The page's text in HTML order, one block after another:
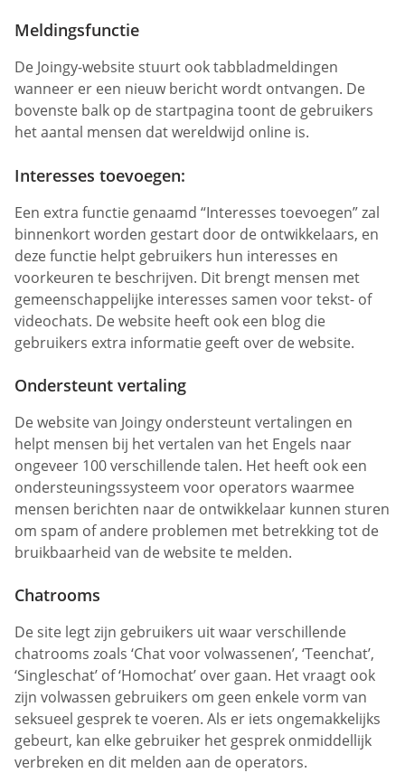
Meldingsfunctie
De Joingy-website stuurt ook tabbladmeldingen
wanneer er een nieuw bericht wordt ontvangen. De
bovenste balk op de startpagina toont de gebruikers
het aantal mensen dat wereldwijd online is.
Interesses toevoegen:
Een extra functie genaamd “Interesses toevoegen” zal
binnenkort worden gestart door de ontwikkelaars, en
deze functie helpt gebruikers hun interesses en
voorkeuren te beschrijven. Dit brengt mensen met
gemeenschappelijke interesses samen voor tekst- of
videochats. De website heeft ook een blog die
gebruikers extra informatie geeft over de website.
Ondersteunt vertaling
De website van Joingy ondersteunt vertalingen en
helpt mensen bij het vertalen van het Engels naar
ongeveer 100 verschillende talen. Het heeft ook een
ondersteuningssysteem voor operators waarmee
mensen berichten naar de ontwikkelaar kunnen sturen
om spam of andere problemen met betrekking tot de
bruikbaarheid van de website te melden.
Chatrooms
De site legt zijn gebruikers uit waar verschillende
chatrooms zoals ‘Chat voor volwassenen’, ‘Teenchat’,
‘Singleschat’ of ‘Homochat’ over gaan. Het vraagt ook
zijn volwassen gebruikers om geen enkele vorm van
seksueel gesprek te voeren. Als er iets ongemakkelijks
gebeurt, kan elke gebruiker het gesprek onmiddellijk
verbreken en dit melden aan de operators.